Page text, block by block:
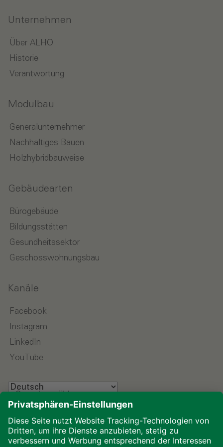
Unternehmen
Über ALHO
Historie
Verantwortung
Modulbau
Generalunternehmer
Nachhaltiges Bauen
Holzhybridbauweise
Gebäudearten
Bürogebäude
Bildungsstätten
Gesundheitssektor
Geschosswohnungsbau
Kanäle
Facebook
Instagram
LinkedIn
YouTube